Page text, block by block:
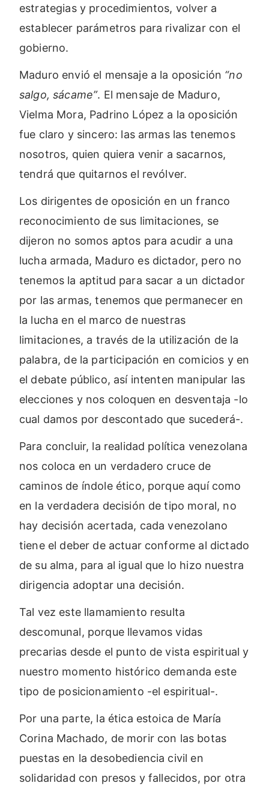
estrategias y procedimientos, volver a
establecer parámetros para rivalizar con el
gobierno.
Maduro envió el mensaje a la oposición “no
salgo, sácame”. El mensaje de Maduro,
Vielma Mora, Padrino López a la oposición
fue claro y sincero: las armas las tenemos
nosotros, quien quiera venir a sacarnos,
tendrá que quitarnos el revólver.
Los dirigentes de oposición en un franco
reconocimiento de sus limitaciones, se
dijeron no somos aptos para acudir a una
lucha armada, Maduro es dictador, pero no
tenemos la aptitud para sacar a un dictador
por las armas, tenemos que permanecer en
la lucha en el marco de nuestras
limitaciones, a través de la utilización de la
palabra, de la participación en comicios y en
el debate público, así intenten manipular las
elecciones y nos coloquen en desventaja -lo
cual damos por descontado que sucederá-.
Para concluir, la realidad política venezolana
nos coloca en un verdadero cruce de
caminos de índole ético, porque aquí como
en la verdadera decisión de tipo moral, no
hay decisión acertada, cada venezolano
tiene el deber de actuar conforme al dictado
de su alma, para al igual que lo hizo nuestra
dirigencia adoptar una decisión.
Tal vez este llamamiento resulta
descomunal, porque llevamos vidas
precarias desde el punto de vista espiritual y
nuestro momento histórico demanda este
tipo de posicionamiento -el espiritual-.
Por una parte, la ética estoica de María
Corina Machado, de morir con las botas
puestas en la desobediencia civil en
solidaridad con presos y fallecidos, por otra